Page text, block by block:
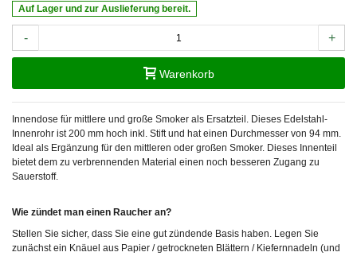
Auf Lager und zur Auslieferung bereit.
- +
Warenkorb
Innendose für mittlere und große Smoker als Ersatzteil. Dieses Edelstahl-
Innenrohr ist 200 mm hoch inkl. Stift und hat einen Durchmesser von 94 mm.
Ideal als Ergänzung für den mittleren oder großen Smoker. Dieses Innenteil
bietet dem zu verbrennenden Material einen noch besseren Zugang zu
Sauerstoff.
Wie zündet man einen Raucher an?
Stellen Sie sicher, dass Sie eine gut zündende Basis haben. Legen Sie
zunächst ein Knäuel aus Papier / getrockneten Blättern / Kiefernnadeln (und